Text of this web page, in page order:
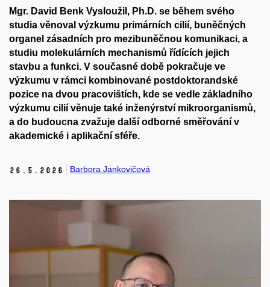
Mgr. David Benk Vysloužil, Ph.D. se během svého
studia věnoval výzkumu primárních cilií, buněčných
organel zásadních pro mezibuněčnou komunikaci, a
studiu molekulárních mechanismů řídících jejich
stavbu a funkci. V současné době pokračuje ve
výzkumu v rámci kombinované postdoktorandské
pozice na dvou pracovištích, kde se vedle základního
výzkumu cilií věnuje také inženýrství mikroorganismů,
a do budoucna zvažuje další odborné směřování v
akademické i aplikační sféře.
26. 5. 2026 Barbora Jankovičová